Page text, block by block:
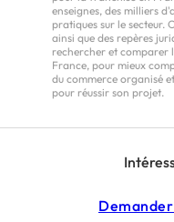
enseignes, des milliers
pratiques sur le secteur.
ainsi que des repères
rechercher et comparer
France, pour mieux
du commerce organisé
pour réussir son projet.